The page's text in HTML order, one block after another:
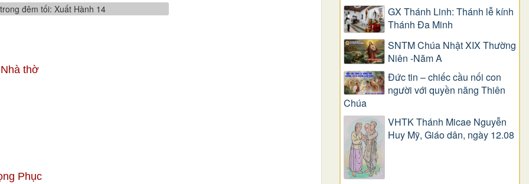
thờ
Phục
GX Thánh Linh: Thánh lễ kính
Thánh Đa Minh
SNTM Chúa Nhật XIX Thường
Niên -Năm A
Đức tin – chiếc cầu nối con
người với quyền năng Thiên
Chúa
VHTK Thánh Micae Nguyễn
Huy Mỹ, Giáo dân, ngày 12.08